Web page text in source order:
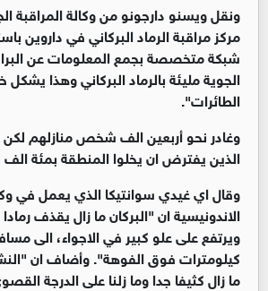
ونقل ويسنو دارجونو من وكالة المراقبة
مركز مراقبة الرماد البركاني في داروين
شبكة متخصصة بجمع المعلومات عن
الجوية مليئة بالرماد البركاني وهذا
الطائرات".
وغادر نحو أربعين الف شخص منازلهم
الذين يفترض ان يخلوا المنطقة بمئة
وقال اي غيدي سوانتيكا الذي يعمل في
الاندونيسية ان "البركان ما زال يقذف
ويرتفع على علو كبير في الاجواء، الى
كيلومترات فوق الفوهة". وأضاف ان
ما زال كثيفا جدا وما زلنا على الدرجة